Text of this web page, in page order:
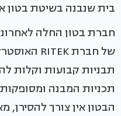
בית שנבנה בשיטת בטון
חברת בטון החלה
תבניות קבועות וקלות
תכניות המבנה
הבטון אין צורך להסירן,